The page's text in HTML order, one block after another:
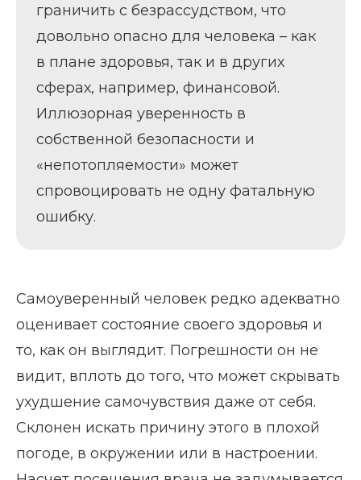
граничить с безрассудством, что
довольно опасно для человека – как
в плане здоровья, так и в других
сферах, например, финансовой.
Иллюзорная уверенность в
собственной безопасности и
«непотопляемости» может
спровоцировать не одну фатальную
ошибку.
Самоуверенный человек редко адекватно
оценивает состояние своего здоровья и
то, как он выглядит. Погрешности он не
видит, вплоть до того, что может скрывать
ухудшение самочувствия даже от себя.
Склонен искать причину этого в плохой
погоде, в окружении или в настроении.